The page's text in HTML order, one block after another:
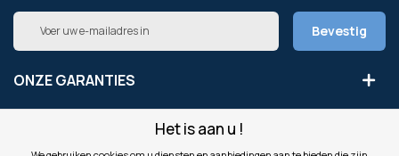
Het is aan u !
Abonneer
op
onze
nieuwsbrief
Bevestig
ONZE GARANTIES